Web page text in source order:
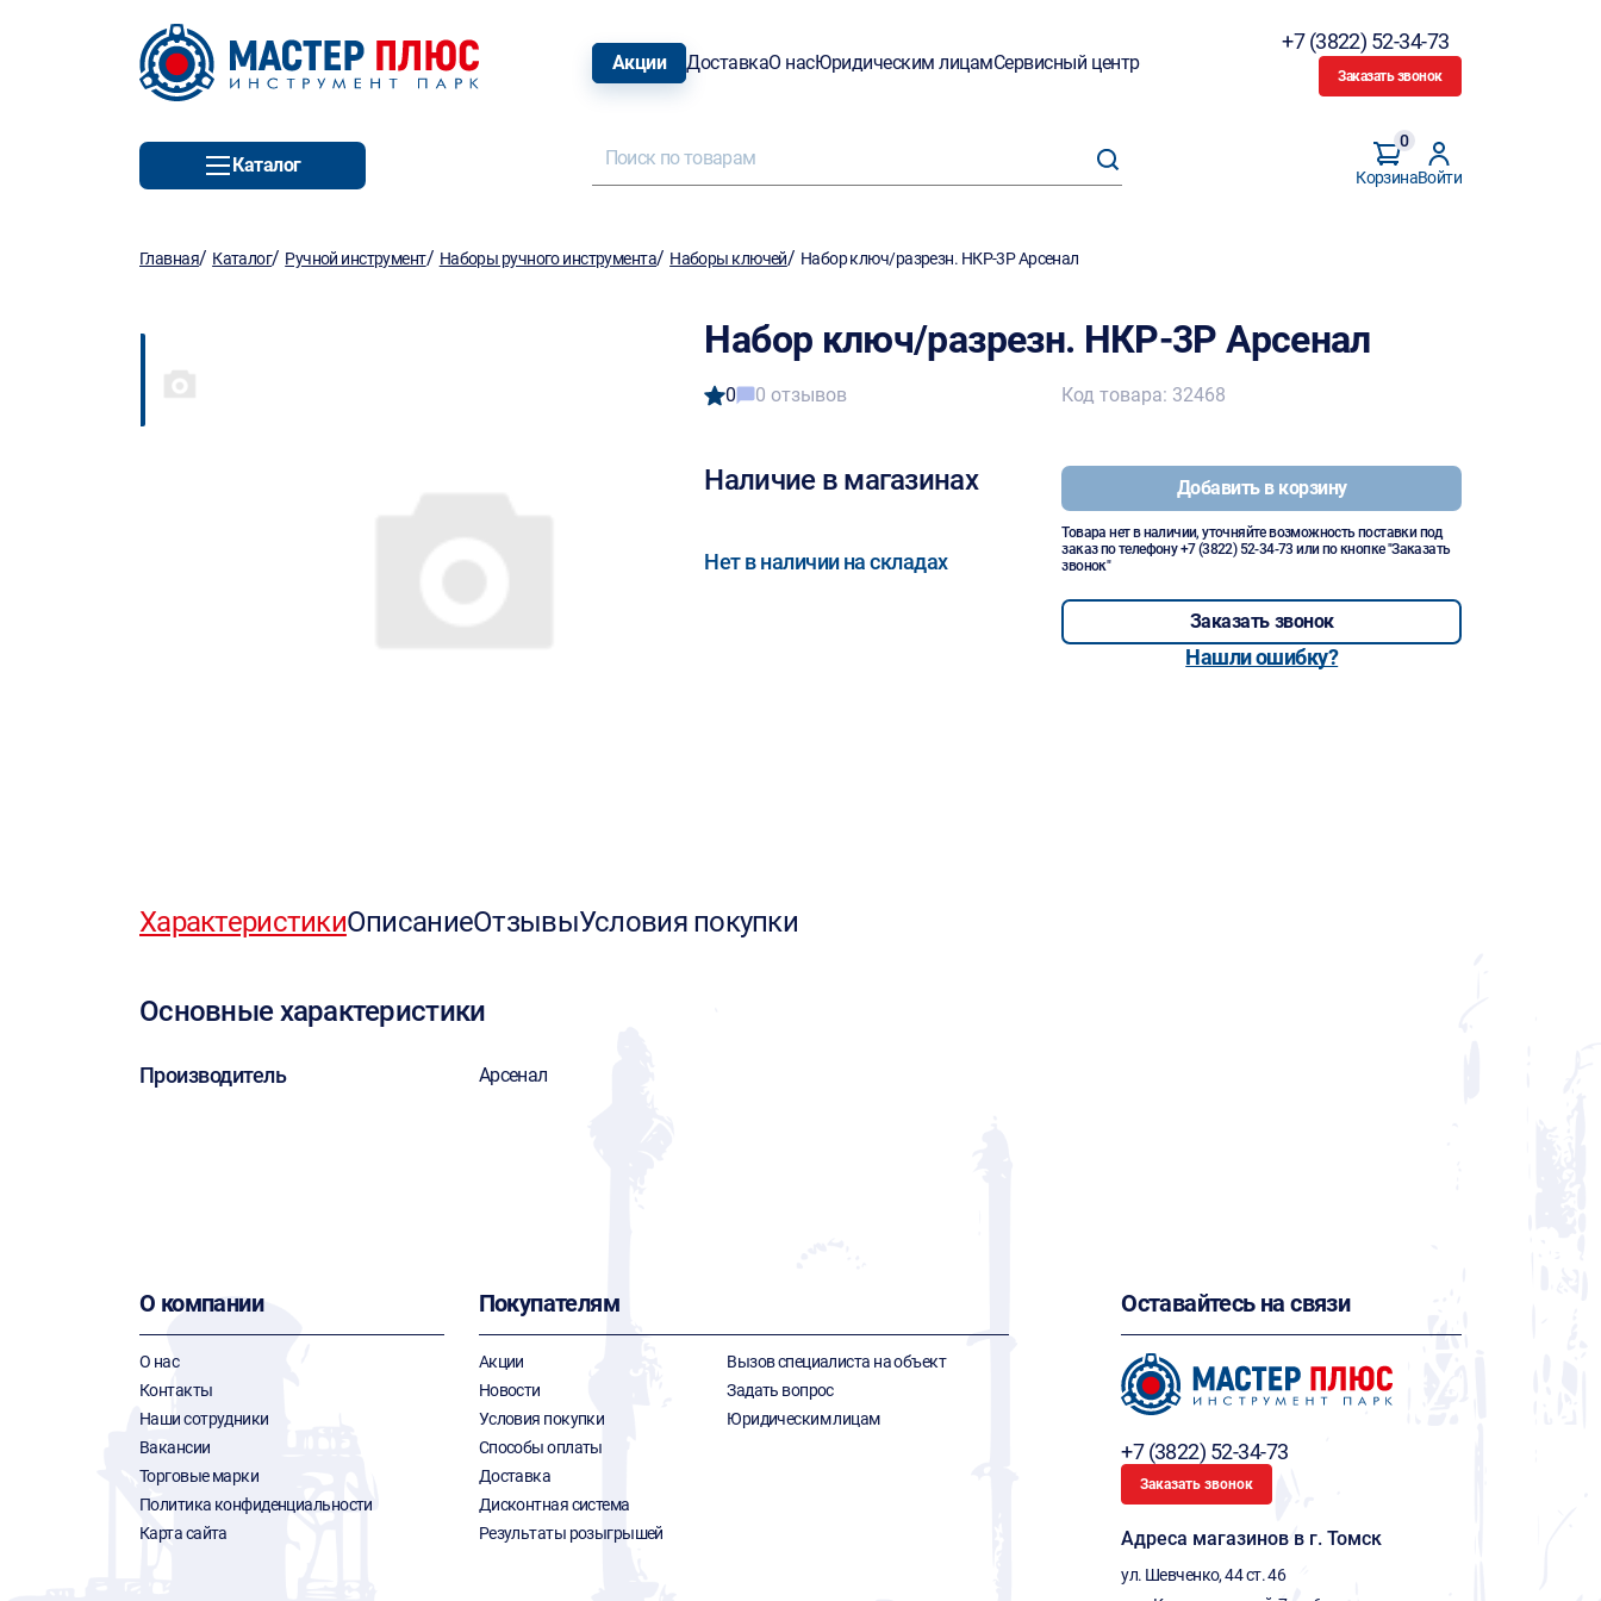
Акции ДоставкаО насЮридическим лицамСервисный центр
+7 (3822) 52-34-73
Заказать звонок
Каталог
Корзина
0
Войти
Главная/ Каталог/ Ручной инструмент/ Наборы ручного инструмента/ Наборы ключей/ Набор ключ/разрезн. НКР-3Р Арсенал
Набор ключ/разрезн. НКР-3Р Арсенал
0 0 отзывов
Наличие в магазинах
Нет в наличии на складах
Код товара: 32468
Добавить в корзину
Товара нет в наличии, уточняйте возможность поставки под
заказ по телефону+7 (3822) 52-34-73 или по кнопке "Заказать
звонок"
Заказать звонок
Нашли ошибку?
ХарактеристикиОписаниеОтзывыУсловия покупки
Основные характеристики
Производитель Арсенал
О компании
О нас
Контакты
Наши сотрудники
Вакансии
Торговые марки
Политика конфиденциальности
Карта сайта
Покупателям
Акции
Новости
Условия покупки
Способы оплаты
Доставка
Дисконтная система
Результаты розыгрышей
Вызов специалиста на объект
Задать вопрос
Юридическим лицам
Оставайтесь на связи
+7 (3822) 52-34-73
Заказать звонок
Адреса магазинов в г. Томск
ул. Шевченко, 44 ст. 46